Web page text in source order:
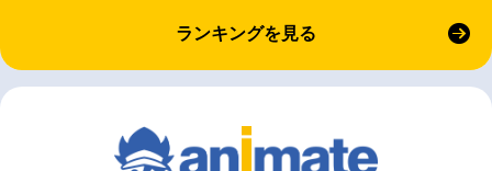
ランキングを見る